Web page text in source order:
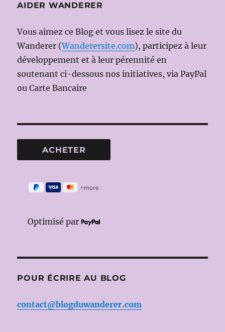
AIDER WANDERER
Vous aimez ce Blog et vous lisez le site du
Wanderer (Wanderersite.com), participez à leur
développement et à leur pérennité en
soutenant ci-dessous nos initiatives, via PayPal
ou Carte Bancaire
Optimisé par
POUR ÉCRIRE AU BLOG
contact@blogduwanderer.com